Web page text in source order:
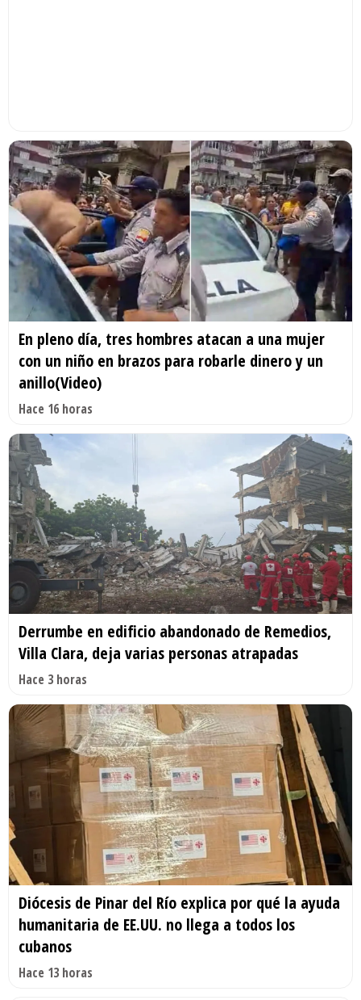
En pleno día, tres hombres atacan a una mujer
con un niño en brazos para robarle dinero y un
anillo(Video)
Hace 16 horas
Derrumbe en edificio abandonado de Remedios,
Villa Clara, deja varias personas atrapadas
Hace 3 horas
Diócesis de Pinar del Río explica por qué la ayuda
humanitaria de EE.UU. no llega a todos los
cubanos
Hace 13 horas